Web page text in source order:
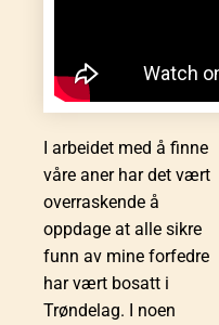
I arbeidet med å finne
våre aner har det vært
overraskende å
oppdage at alle sikre
funn av mine forfedre
har vært bosatt i
Trøndelag. I noen